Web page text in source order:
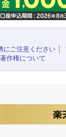
にご注意ください
著作権について